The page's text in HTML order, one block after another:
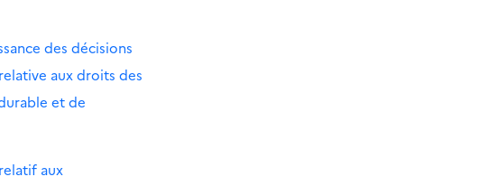
des décisions
aux droits des
et de
aux